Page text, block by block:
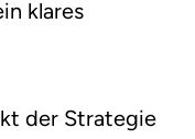
klares
der Strategie